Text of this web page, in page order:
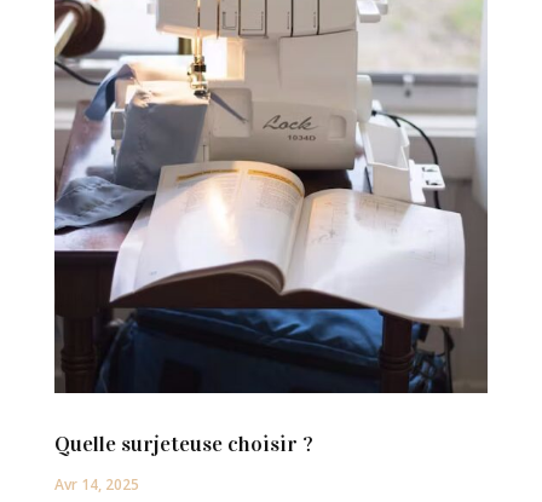
Quelle surjeteuse choisir ?
Avr 14, 2025